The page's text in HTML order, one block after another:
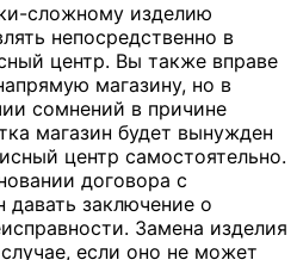
сложному изделию
непосредственно в
центр. Вы также вправе
магазину, но в
сомнений в причине
магазин будет вынужден
центр самостоятельно.
договора с
давать заключение о
Замена изделия
если оно не может